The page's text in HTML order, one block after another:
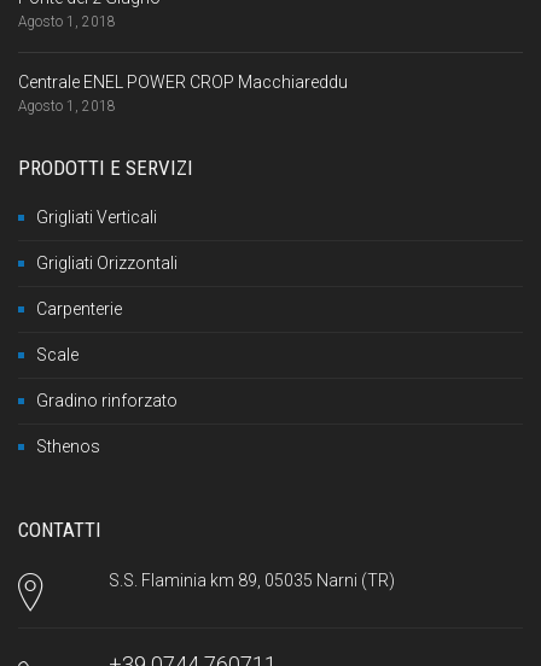
Agosto 1, 2018
Centrale ENEL POWER CROP Macchiareddu
Agosto 1, 2018
PRODOTTI E SERVIZI
Grigliati Verticali
Grigliati Orizzontali
Carpenterie
Scale
Gradino rinforzato
Sthenos
CONTATTI
S.S. Flaminia km 89, 05035 Narni (TR)